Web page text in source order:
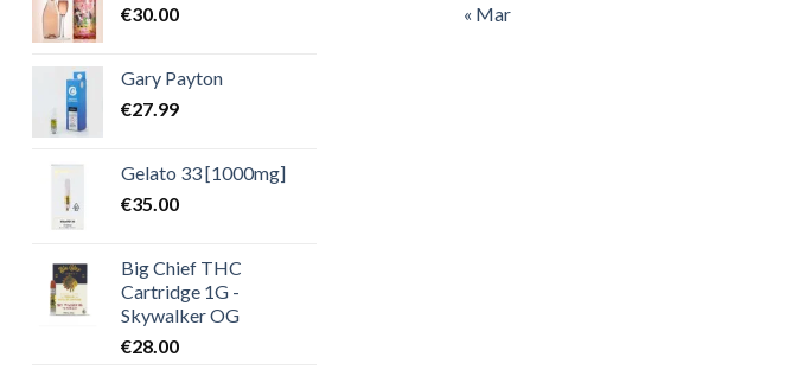
€30.00
Gary Payton
€27.99
Gelato 33 [1000mg]
€35.00
Big Chief THC
Cartridge 1G -
Skywalker OG
€28.00
« Mar